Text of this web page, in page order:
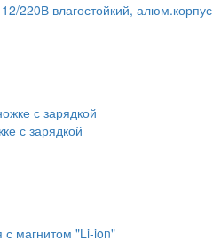
220В влагостойкий, алюм.корпус
с зарядкой